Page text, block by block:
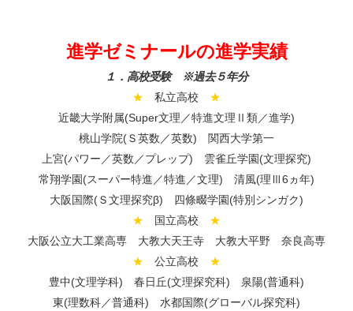
進学ゼミナールの進学実績
１．高校受験 ※過去５年分
★ 私立高校 ★
近畿大学附属(Super文理／特進文理Ⅱ類／進学)
桃山学院(Ｓ英数／英数) 関西大学第一
上宮(パワー／英数／プレップ) 雲雀丘学園(文理探究)
常翔学園(スーパー特進／特進／文理) 清風(理Ⅲ6ヵ年)
大阪国際(Ｓ文理探究β) 四條畷学園(特別シンガク)
★ 国立高校 ★
大阪公立大工業高専 大教大天王寺 大教大平野 奈良高専
★ 公立高校 ★
豊中(文理学科) 春日丘(文理探究科) 泉陽(普通科)
東(理数科／普通科) 水都国際(グローバル探究科)